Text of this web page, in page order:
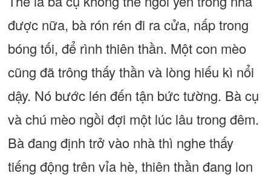
được nữa, bà rón rén đi ra cửa, nấp trong
bóng tối, để rình thiên thần. Một con mèo
cũng đã trông thấy thần và lòng hiếu kì nổi
dậy. Nó bước lén đến tận bức tường. Bà cụ
và chú mèo ngồi đợi một lúc lâu trong đêm.
Bà đang định trở vào nhà thì nghe thấy
tiếng động trên vỉa hè, thiên thần đang lon